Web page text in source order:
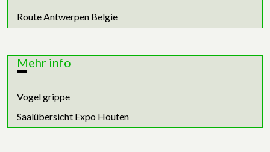
Route Antwerpen Belgie
Mehr info
Vogel grippe
Saalübersicht Expo Houten